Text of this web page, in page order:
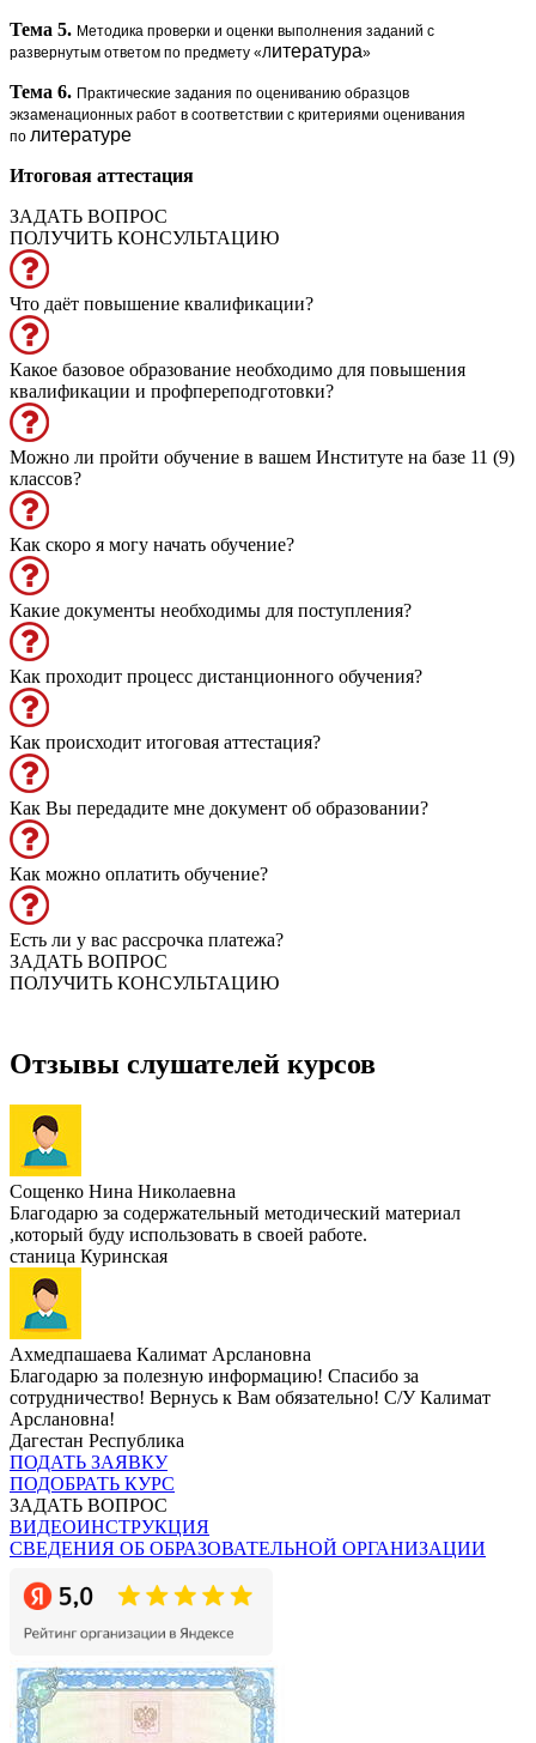
Тема 5. Методика проверки и оценки выполнения заданий с
развернутым ответом по предмету «Литература»
Тема 6. Практические задания по оцениванию образцов
экзаменационных работ в соответствии с критериями оценивания
по литературе
Итоговая аттестация
ЗАДАТЬ ВОПРОС
ПОЛУЧИТЬ КОНСУЛЬТАЦИЮ
Что даёт повышение квалификации?
Какое базовое образование необходимо для повышения
квалификации и профпереподготовки?
Можно ли пройти обучение в вашем Институте на базе 11 (9)
классов?
Как скоро я могу начать обучение?
Какие документы необходимы для поступления?
Как проходит процесс дистанционного обучения?
Как происходит итоговая аттестация?
Как Вы передадите мне документ об образовании?
Как можно оплатить обучение?
Есть ли у вас рассрочка платежа?
ЗАДАТЬ ВОПРОС
ПОЛУЧИТЬ КОНСУЛЬТАЦИЮ
Отзывы слушателей курсов
Сощенко Нина Николаевна
Благодарю за содержательный методический материал
,который буду использовать в своей работе.
станица Куринская
Ахмедпашаева Калимат Арслановна
Благодарю за полезную информацию! Спасибо за
сотрудничество! Вернусь к Вам обязательно! С/У Калимат
Арслановна!
Дагестан Республика
ПОДАТЬ ЗАЯВКУ
ПОДОБРАТЬ КУРС
ЗАДАТЬ ВОПРОС
ВИДЕОИНСТРУКЦИЯ
СВЕДЕНИЯ ОБ ОБРАЗОВАТЕЛЬНОЙ ОРГАНИЗАЦИИ